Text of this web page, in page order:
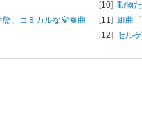
、コミカルな変奏曲
[10] 動物
[11] 組曲
[12] セル